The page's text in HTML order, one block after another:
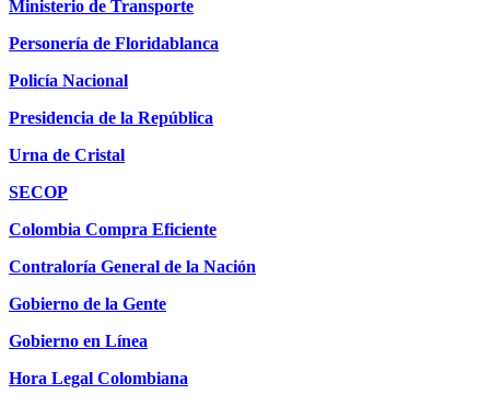
Ministerio de Transporte
Personería de Floridablanca
Policía Nacional
Presidencia de la República
Urna de Cristal
SECOP
Colombia Compra Eficiente
Contraloría General de la Nación
Gobierno de la Gente
Gobierno en Línea
Hora Legal Colombiana